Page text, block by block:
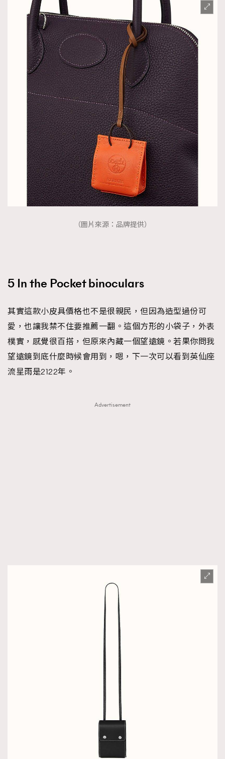
（圖片來源：品牌提供）
5 In the Pocket binoculars
其實這款小皮具價格也不是很親民，但因為造型過份可
愛，也讓我禁不住要推薦一翻。這個方形的小袋子，外表
樸實，感覺很百搭，但原來內藏一個望遠鏡。若果你問我
望遠鏡到底什麼時候會用到，嗯，下一次可以看到英仙座
流星雨是2122年。
Advertisement